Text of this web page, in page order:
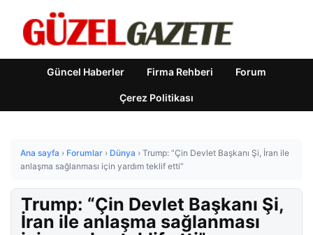
Güncel Haberler Firma Rehberi Forum
Çerez Politikası
Ana sayfa › Forumlar › Dünya › Trump: “Çin Devlet Başkanı Şi, İran ile
anlaşma sağlanması için yardım teklif etti”
Trump: “Çin Devlet Başkanı Şi,
İran ile anlaşma sağlanması